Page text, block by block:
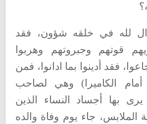
لله في خلقه شؤون، فقد
قوتهم وجبروتهم وهربوا
فقد أدينوا بما ادانوا، فمن
الكاميرا) وهي لصاحب
بها أجساد النساء الذين
الملابس، جاء يوم وفاة والده